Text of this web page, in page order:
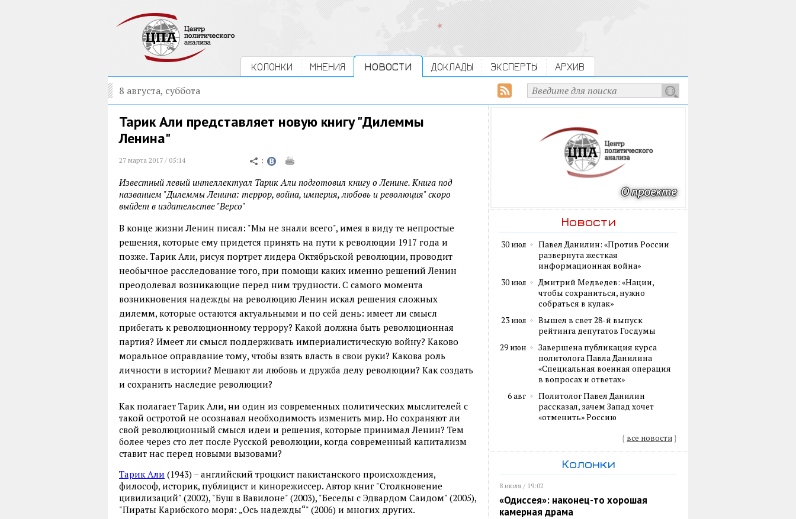
КОЛОНКИ МНЕНИЯ НОВОСТИ ДОКЛАДЫ ЭКСПЕРТЫ АРХИВ
8 августа, суббота
Тарик Али представляет новую книгу "Дилеммы
Ленина"
27 марта 2017 / 05:14
Известный левый интеллектуал Тарик Али подготовил книгу о Ленине. Книга под
названием "Дилеммы Ленина: террор, война, империя, любовь и революция" скоро
выйдет в издательстве "Версо"
В конце жизни Ленин писал: "Мы не знали всего", имея в виду те непростые
решения, которые ему придется принять на пути к революции 1917 года и
позже. Тарик Али, рисуя портрет лидера Октябрьской революции, проводит
необычное расследование того, при помощи каких именно решений Ленин
преодолевал возникающие перед ним трудности. С самого момента
возникновения надежды на революцию Ленин искал решения сложных
дилемм, которые остаются актуальными и по сей день: имеет ли смысл
прибегать к революционному террору? Какой должна быть революционная
партия? Имеет ли смысл поддерживать империалистическую войну? Каково
моральное оправдание тому, чтобы взять власть в свои руки? Какова роль
личности в истории? Мешают ли любовь и дружба делу революции? Как создать
и сохранить наследие революции?
Как полагает Тарик Али, ни один из современных политических мыслителей с
такой остротой не осознавал необходимость изменить мир. Но сохраняют ли
свой революционный смысл идеи и решения, которые принимал Ленин? Тем
более через сто лет после Русской революции, когда современный капитализм
ставит нас перед новыми вызовами?
Тарик Али (1943) – английский троцкист пакистанского происхождения,
философ, историк, публицист и кинорежиссер. Автор книг "Столкновение
цивилизаций" (2002), "Буш в Вавилоне" (2003), "Беседы с Эдвардом Саидом" (2005),
"Пираты Карибского моря: „Ось надежды“" (2006) и многих других.
Новости
30 июл
Павел Данилин: «Против России
развернута жесткая
информационная война»
30 июл
Дмитрий Медведев: «Нации,
чтобы сохраниться, нужно
собраться в кулак»
23 июл
Вышел в свет 28-й выпуск
рейтинга депутатов Госдумы
29 июн
Завершена публикация курса
политолога Павла Данилина
«Специальная военная операция
в вопросах и ответах»
6 авг
Политолог Павел Данилин
рассказал, зачем Запад хочет
«отменить» Россию
{ все новости}
Колонки
8 июля / 19:02
«Одиссея»: наконец-то хорошая
камерная драма